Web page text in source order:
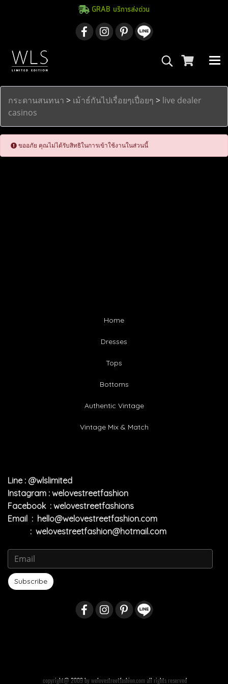
GRAB บริการส่งด่วน
กระดานสนทนา > เม้าธ์กันไปเรื่อยๆเปื่อยๆ > live dealer
casinos
ขออภัย คุณไม่ได้รับสิทธิในการเข้าใช้งานในส่วนนี้
Home
Dresses
Tops
Bottoms
Authentic Vintage
Vintage Mix & Match
Line : @wlslimited
Instagram : welovestreetfashion
Facebook : welovestreetfashions
Email : hello@welovestreetfashion.com
: welovestreetfashion@hotmail.com
Subscribe
copyright@ 2009 by welovestreetfashion.com all rights reserved